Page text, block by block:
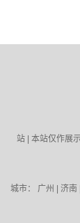
站 | 本站仅作展
城市： 广州 济南